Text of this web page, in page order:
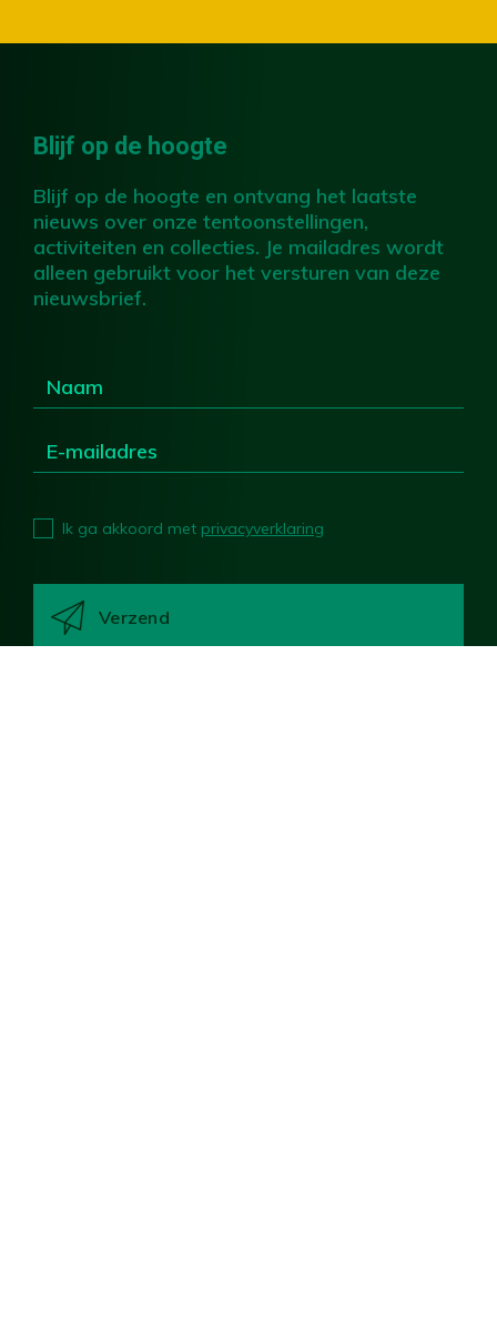
Blijf op de hoogte
Blijf op de hoogte en ontvang het laatste
nieuws over onze tentoonstellingen,
activiteiten en collecties. Je mailadres wordt
alleen gebruikt voor het versturen van deze
nieuwsbrief.
Ik ga akkoord met privacyverklaring